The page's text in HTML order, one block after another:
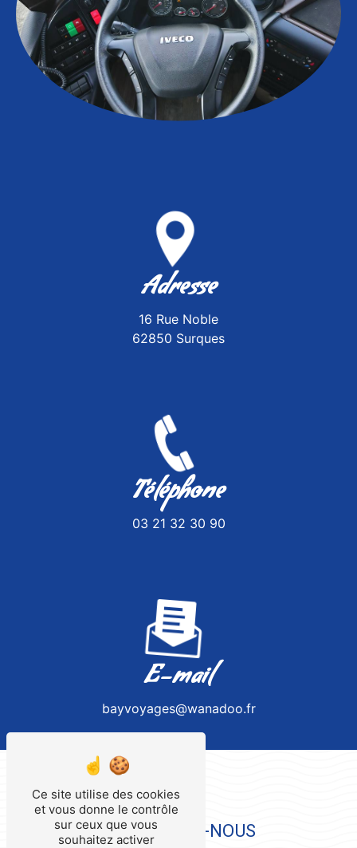
Adresse
16 Rue Noble
62850 Surques
Téléphone
03 21 32 30 90
E-mail
bayvoyages@wanadoo.fr
CONTACTEZ-NOUS
Ce site utilise des cookies
et vous donne le contrôle
sur ceux que vous
souhaitez activer